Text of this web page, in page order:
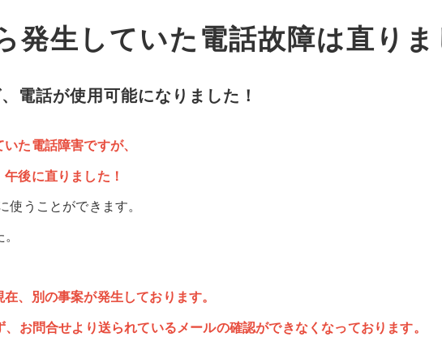
電話が使用可能になりました！
発生していた電話故障は直りま
た電話障害ですが、
後に直りました！
使うことができます。
、別の事案が発生しております。
お問合せより送られているメールの確認ができなくなっております。